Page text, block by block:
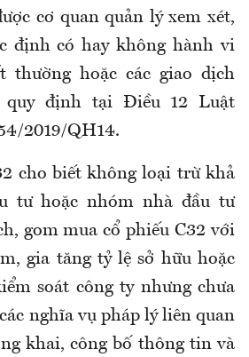
cơ quan quản lý xem xét,
định có hay không hành vi
thường hoặc các giao dịch
quy định tại Điều 12 Luật
2019/QH14.
cho biết không loại trừ khả
tư hoặc nhóm nhà đầu tư
gom mua cổ phiếu C32 với
gia tăng tỷ lệ sở hữu hoặc
soát công ty nhưng chưa
nghĩa vụ pháp lý liên quan
khai, công bố thông tin và